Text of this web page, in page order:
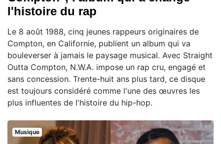
l'histoire du rap
Le 8 août 1988, cinq jeunes rappeurs originaires de
Compton, en Californie, publient un album qui va
bouleverser à jamais le paysage musical. Avec Straight
Outta Compton, N.W.A. impose un rap cru, engagé et
sans concession. Trente-huit ans plus tard, ce disque
est toujours considéré comme l'une des œuvres les
plus influentes de l'histoire du hip-hop.
Musique